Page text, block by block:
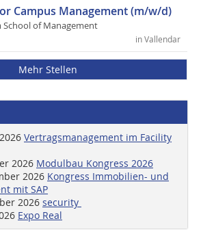
Campus Management (m/w/d)
School of Management
in Vallendar
Mehr Stellen
Vertragsmanagement im Facility
2026 Modulbau Kongress 2026
2026 Kongress Immobilien- und
mit SAP
2026 security
Expo Real